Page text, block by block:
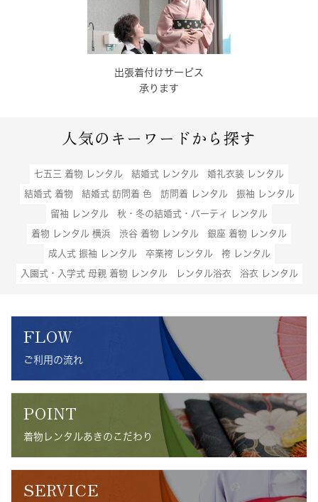
出張着付けサービス
承ります
人気のキーワードから探す
七五三 着物 レンタル 結婚式 レンタル 婚礼衣装 レンタル
結婚式 着物 結婚式 訪問着 色 訪問着 レンタル 振袖 レンタル
留袖 レンタル 秋・冬の結婚式・パーティ レンタル
着物 レンタル 横浜 渋谷 着物 レンタル 銀座 着物 レンタル
成人式 振袖 レンタル 卒業袴 レンタル 袴 レンタル
入園式・入学式 母親 着物 レンタル レンタル浴衣 浴衣 レンタル
FLOW
ご利用の流れ
POINT
着物レンタルあきのこだわり
SERVICE